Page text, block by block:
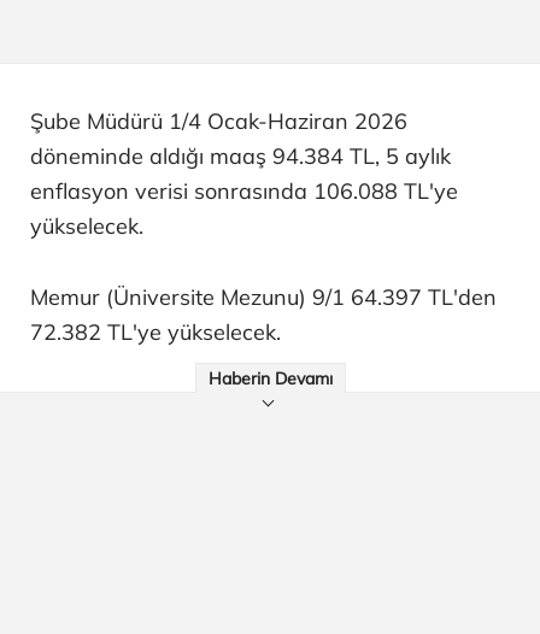
Şube Müdürü 1/4 Ocak-Haziran 2026
döneminde aldığı maaş 94.384 TL, 5 aylık
enflasyon verisi sonrasında 106.088 TL'ye
yükselecek.
Memur (Üniversite Mezunu) 9/1 64.397 TL'den
72.382 TL'ye yükselecek.
Haberin Devamı